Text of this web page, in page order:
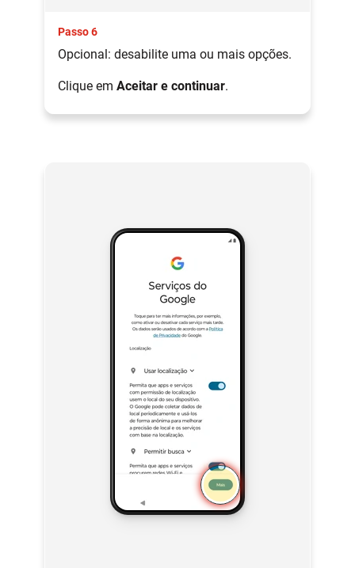
Passo 6
Opcional: desabilite uma ou mais opções.
Clique em Aceitar e continuar.